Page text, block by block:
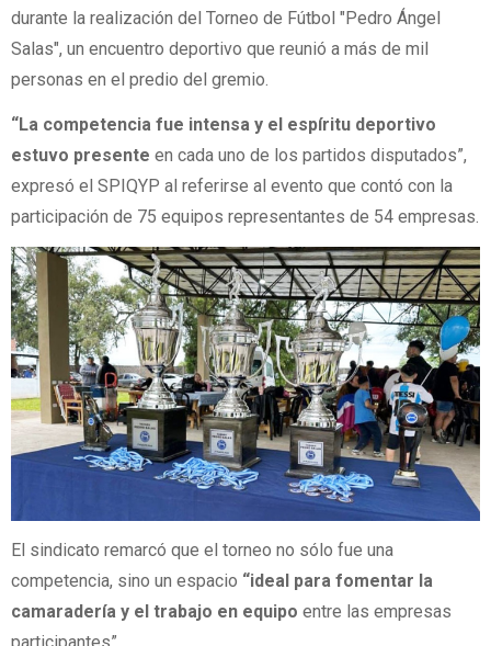
durante la realización del Torneo de Fútbol "Pedro Ángel
Salas", un encuentro deportivo que reunió a más de mil
personas en el predio del gremio.
“La competencia fue intensa y el espíritu deportivo
estuvo presente en cada uno de los partidos disputados”,
expresó el SPIQYP al referirse al evento que contó con la
participación de 75 equipos representantes de 54 empresas.
El sindicato remarcó que el torneo no sólo fue una
competencia, sino un espacio “ideal para fomentar la
camaradería y el trabajo en equipo entre las empresas
participantes”.